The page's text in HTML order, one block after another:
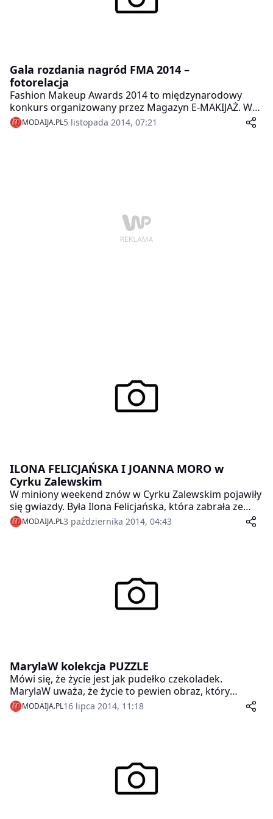
Gala rozdania nagród FMA 2014 –
fotorelacja
Fashion Makeup Awards 2014 to międzynarodowy
konkurs organizowany przez Magazyn E-MAKIJAŻ. W
ubiegły piątek gwiazdy oraz szereg gości z dziedziny
kosmetyki, makijażu bawiły się podczas uroczystego
MODAIJA.PL5 listopada 2014, 07:21
ILONA FELICJAŃSKA I JOANNA MORO w
Cyrku Zalewskim
W miniony weekend znów w Cyrku Zalewskim pojawiły
się gwiazdy. Była Ilona Felicjańska, która zabrała ze
sobą synów i mamę, ale także chętnie pozowała do
zdjęć.Pojawiła się także Joanna Moro, która sprawiła
MODAIJA.PL3 października 2014, 04:43
MarylaW kolekcja PUZZLE
Mówi się, że życie jest jak pudełko czekoladek.
MarylaW uważa, że życie to pewien obraz, który
powstaje z bardzo wielu, uzupełniających się
elementów. Nawiązując do własnych przekonań
MODAIJA.PL16 lipca 2014, 11:18